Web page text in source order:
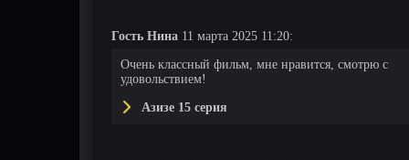
Гость Нина 11 марта 2025 11:20:
Очень классный фильм, мне нравится, смотрю с
удовольствием!
Азизе 15 серия